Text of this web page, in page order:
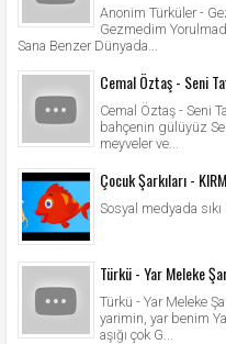
Anonim Türküler -
Gezmedim
Sana Benzer Dünyada...
Cemal Öztaş - Seni
Cemal Öztaş - Seni
bahçenin gülüyüz
meyveler ve...
Çocuk Şarkıları -
Sosyal medyada sıkı
Türkü - Yar Meleke
Türkü - Yar Meleke
yarimin, yar benim
aşığı çok G...